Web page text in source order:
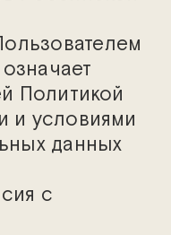
Политикой
и условиями
данных
с